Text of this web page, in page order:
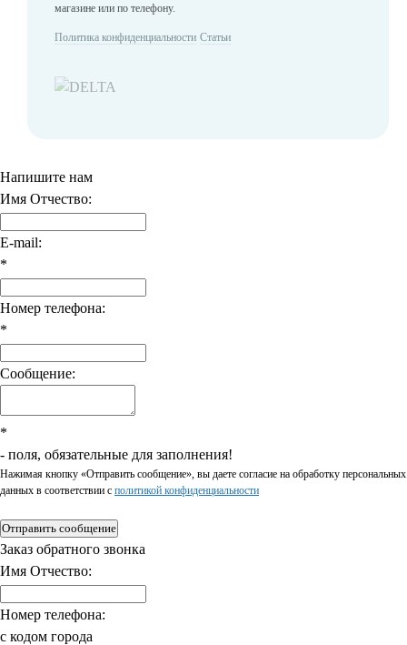
магазине или по телефону.
Политика конфиденциальности Статьи
Напишите нам
Имя Отчество:
E-mail:
*
Номер телефона:
*
Сообщение:
*
- поля, обязательные для заполнения!
Нажимая кнопку «Отправить сообщение», вы даете согласие на обработку персональных
данных в соответствии c политикой конфиденциальности
Отправить сообщение
Заказ обратного звонка
Имя Отчество:
Номер телефона:
с кодом города